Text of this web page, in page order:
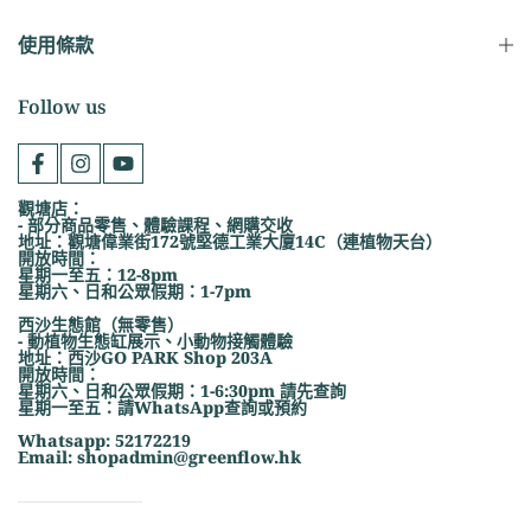
使用條款
Follow us
觀塘店：
- 部分商品零售、體驗課程、網購交收
地址：觀塘偉業街172號堅德工業大廈14C（連植物天台）
開放時間：
星期一至五：12-8pm
星期六、日和公眾假期：1-7pm
西沙生態館（無零售）
- 動植物生態缸展示、小動物接觸體驗
地址：西沙GO PARK Shop 203A
開放時間：
星期六、日和公眾假期：1-6:30pm 請先查詢
星期一至五：請WhatsApp查詢或預約
Whatsapp: 52172219
Email: shopadmin@greenflow.hk